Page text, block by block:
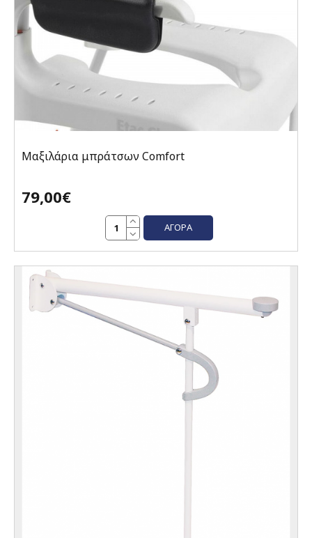
Μαξιλάρια μπράτσων Comfort
79,00€
ΑΓΟΡΆ